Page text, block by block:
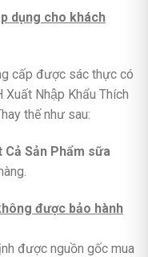
dụng cho khách
cấp được sác thực có
Xuất Nhập Khẩu Thích
thế như sau:
Sản Phẩm sữa
được bảo hành
được nguồn gốc mua